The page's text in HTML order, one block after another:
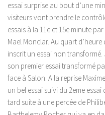
essai surprise au bout d’une
visiteurs vont prendre le
essais à la 11e et 15e minute
Mael Monclar. Au quart
inscrit un essai non
son premier essai transformé
face à Salon. A la reprise
un bel essai suivi du 2eme
tard suite à une percée de